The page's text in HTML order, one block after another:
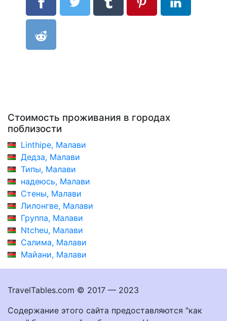
Стоимость проживания в городах
поблизости
Linthipe, Малави
Дедза, Малави
Типы, Малави
надеюсь, Малави
Стены, Малави
Лилонгве, Малави
Группа, Малави
Ntcheu, Малави
Салима, Малави
Майани, Малави
TravelTables.com © 2017 — 2023
Содержание этого сайта предоставляются "как